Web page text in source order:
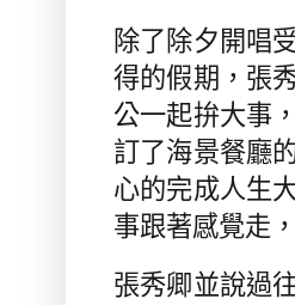
除了除夕開唱
得的假期，張
公一起拚大事
訂了海景餐廳
心的完成人生
事跟著感覺走
張秀卿並說過